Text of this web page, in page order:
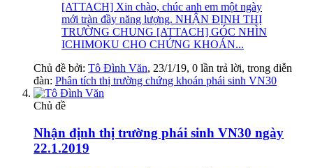
[ATTACH] Xin chào, chúc anh em một ngày
mới tràn đầy năng lượng. NHẬN ĐỊNH THỊ
TRƯỜNG CHUNG [ATTACH] GÓC NHÌN
ICHIMOKU CHO CHỨNG KHOÁN...
Chủ đề bởi: Tô Đình Văn, 23/1/19, 0 lần trả lời, trong diễn
đàn: Phân tích thị trường chứng khoán phái sinh VN30
Chủ đề
Nhận định thị trường phái sinh VN30 ngày
22.1.2019